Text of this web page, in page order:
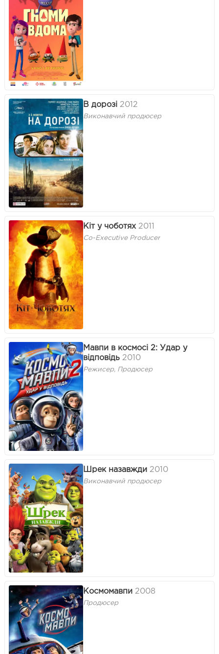
В дорозі 2012
Виконавчий продюсер
Кіт у чоботях 2011
Co-Executive Producer
Мавпи в космосі 2: Удар у
відповідь 2010
Режисер, Продюсер
Шрек назавжди 2010
Виконавчий продюсер
Космомавпи 2008
Продюсер